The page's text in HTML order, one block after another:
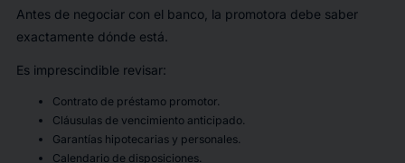
Antes de negociar con el banco, la promotora debe saber
exactamente dónde está.
Es imprescindible revisar:
Contrato de préstamo promotor.
Cláusulas de vencimiento anticipado.
Garantías hipotecarias y personales.
Calendario de disposiciones.